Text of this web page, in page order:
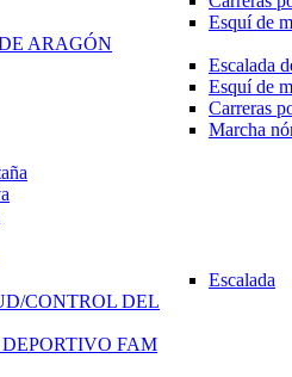
Esquí de
ARAGÓN
Escalada
Esquí de
Carreras
Marcha
Escalada
CONTROL DEL
FAM